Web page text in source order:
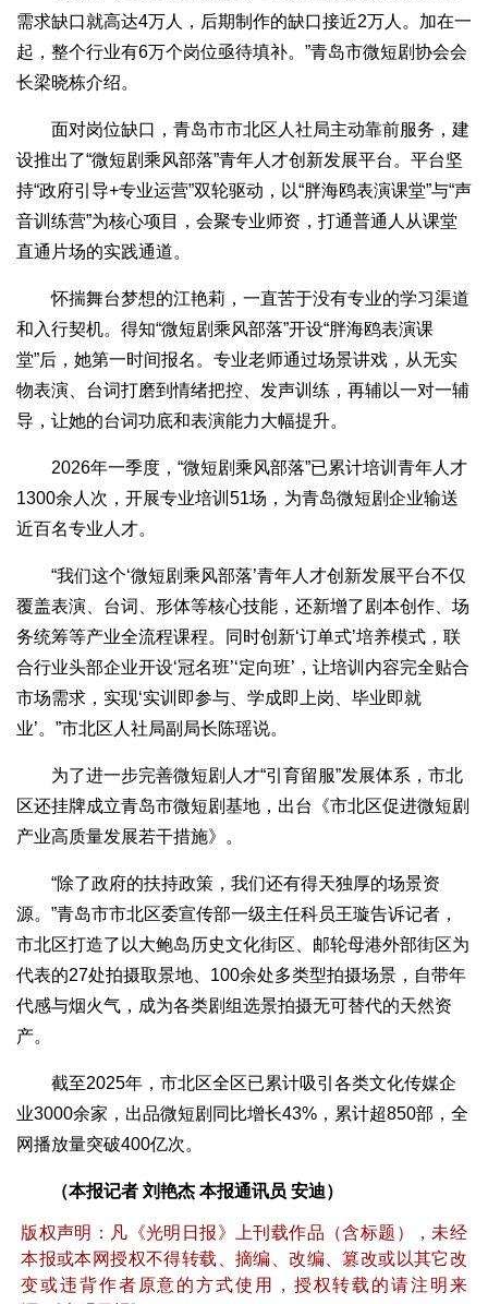
需求缺口就高达4万人，后期制作的缺口接近2万人。加在一
起，整个行业有6万个岗位亟待填补。”青岛市微短剧协会会
长梁晓栋介绍。
面对岗位缺口，青岛市市北区人社局主动靠前服务，建
设推出了“微短剧乘风部落”青年人才创新发展平台。平台坚
持“政府引导+专业运营”双轮驱动，以“胖海鸥表演课堂”与“声
音训练营”为核心项目，会聚专业师资，打通普通人从课堂
直通片场的实践通道。
怀揣舞台梦想的江艳莉，一直苦于没有专业的学习渠道
和入行契机。得知“微短剧乘风部落”开设“胖海鸥表演课
堂”后，她第一时间报名。专业老师通过场景讲戏，从无实
物表演、台词打磨到情绪把控、发声训练，再辅以一对一辅
导，让她的台词功底和表演能力大幅提升。
2026年一季度，“微短剧乘风部落”已累计培训青年人才
1300余人次，开展专业培训51场，为青岛微短剧企业输送
近百名专业人才。
“我们这个‘微短剧乘风部落’青年人才创新发展平台不仅
覆盖表演、台词、形体等核心技能，还新增了剧本创作、场
务统筹等产业全流程课程。同时创新‘订单式’培养模式，联
合行业头部企业开设‘冠名班’‘定向班’，让培训内容完全贴合
市场需求，实现‘实训即参与、学成即上岗、毕业即就
业’。”市北区人社局副局长陈瑶说。
为了进一步完善微短剧人才“引育留服”发展体系，市北
区还挂牌成立青岛市微短剧基地，出台《市北区促进微短剧
产业高质量发展若干措施》。
“除了政府的扶持政策，我们还有得天独厚的场景资
源。”青岛市市北区委宣传部一级主任科员王璇告诉记者，
市北区打造了以大鲍岛历史文化街区、邮轮母港外部街区为
代表的27处拍摄取景地、100余处多类型拍摄场景，自带年
代感与烟火气，成为各类剧组选景拍摄无可替代的天然资
产。
截至2025年，市北区全区已累计吸引各类文化传媒企
业3000余家，出品微短剧同比增长43%，累计超850部，全
网播放量突破400亿次。
（本报记者 刘艳杰 本报通讯员 安迪）
版权声明：凡《光明日报》上刊载作品（含标题），未经
本报或本网授权不得转载、摘编、改编、篡改或以其它改
变或违背作者原意的方式使用，授权转载的请注明来